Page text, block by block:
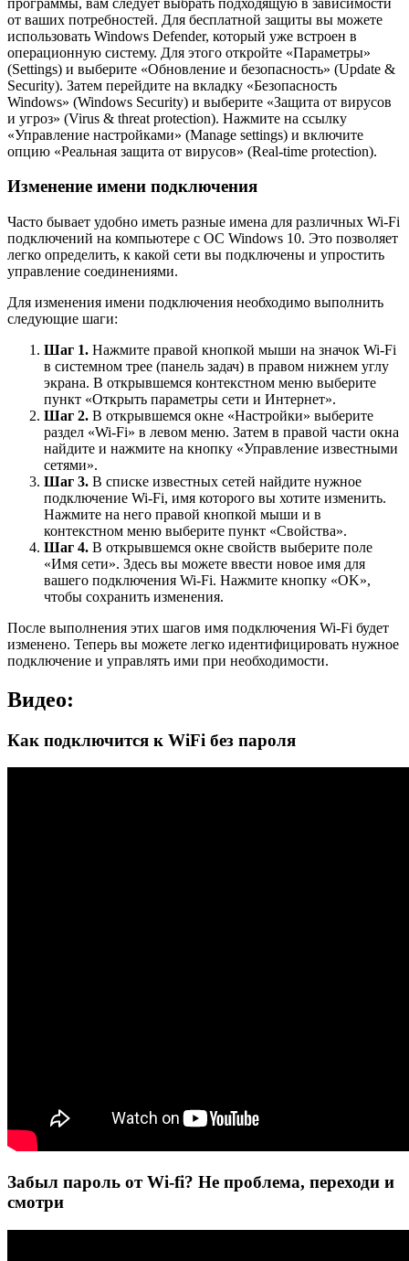
от ваших потребностей. Для бесплатной защиты вы можете
использовать Windows Defender, который уже встроен в
операционную систему. Для этого откройте «Параметры»
(Settings) и выберите «Обновление и безопасность» (Update &
Security). Затем перейдите на вкладку «Безопасность
Windows» (Windows Security) и выберите «Защита от вирусов
и угроз» (Virus & threat protection). Нажмите на ссылку
«Управление настройками» (Manage settings) и включите
опцию «Реальная защита от вирусов» (Real-time protection).
Изменение имени подключения
Часто бывает удобно иметь разные имена для различных Wi-Fi
подключений на компьютере с ОС Windows 10. Это позволяет
легко определить, к какой сети вы подключены и упростить
управление соединениями.
Для изменения имени подключения необходимо выполнить
следующие шаги:
Шаг 1. Нажмите правой кнопкой мыши на значок Wi-Fi
в системном трее (панель задач) в правом нижнем углу
экрана. В открывшемся контекстном меню выберите
пункт «Открыть параметры сети и Интернет».
Шаг 2. В открывшемся окне «Настройки» выберите
раздел «Wi-Fi» в левом меню. Затем в правой части окна
найдите и нажмите на кнопку «Управление известными
сетями».
Шаг 3. В списке известных сетей найдите нужное
подключение Wi-Fi, имя которого вы хотите изменить.
Нажмите на него правой кнопкой мыши и в
контекстном меню выберите пункт «Свойства».
Шаг 4. В открывшемся окне свойств выберите поле
«Имя сети». Здесь вы можете ввести новое имя для
вашего подключения Wi-Fi. Нажмите кнопку «OK»,
чтобы сохранить изменения.
После выполнения этих шагов имя подключения Wi-Fi будет
изменено. Теперь вы можете легко идентифицировать нужное
подключение и управлять ими при необходимости.
Видео:
Как подключится к WiFi без пароля
Забыл пароль от Wi-fi? Не проблема, переходи и
смотри